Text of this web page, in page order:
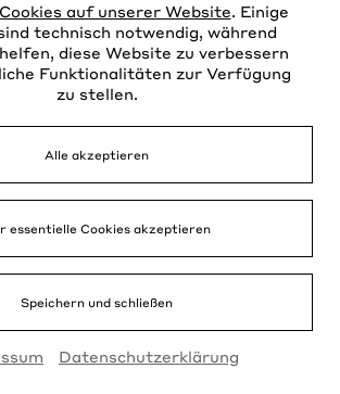
Cookies auf unserer Website. Einige
technisch notwendig, während
diese Website zu verbessern
Funktionalitäten zur Verfügung
zu stellen.
Alle akzeptieren
essentielle Cookies akzeptieren
Speichern und schließen
Datenschutzerklärung
des öffentlichen Interesses im Bereich
9 Absatz 2 Buchstaben h und i sowie
Interesse liegende Archivzwecke,
Ausübung oder Verteidigung